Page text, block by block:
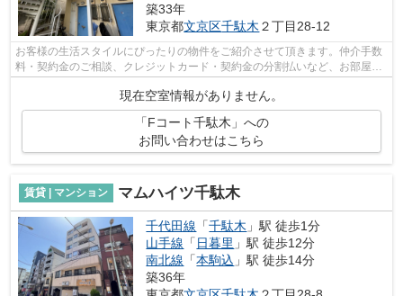
築33年
東京都文京区千駄木 ２丁目28-12
お客様の生活スタイルにぴったりの物件をご紹介させて頂きます。仲介手数
料・契約金のご相談、クレジットカード・契約金の分割払いなど、お部屋探
しのことならどんなことでも、まずは...
現在空室情報がありません。
「Fコート千駄木」への
お問い合わせはこちら
賃貸 | マンション マムハイツ千駄木
千代田線 「千駄木 」駅 徒歩1分
山手線 「 日暮里 」駅 徒歩12分
南北線 「本駒込 」駅 徒歩14分
築36年